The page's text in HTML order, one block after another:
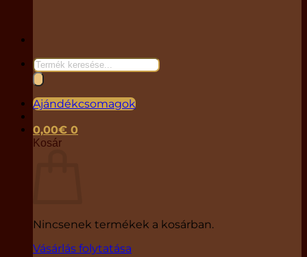
Products
search
Ajándékcsomagok
0,00€ 0
Kosár
Nincsenek termékek a kosárban.
Vásárlás folytatása